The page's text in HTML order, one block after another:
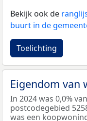
Bekijk ook de
buurt in de
Toelichting
Eigendom van
In 2024 was 0,0%
postcodegebied
was een